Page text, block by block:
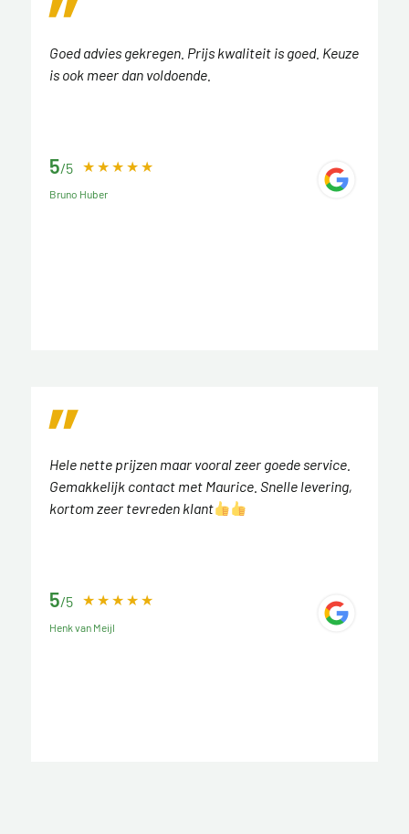
Goed advies gekregen. Prijs kwaliteit is goed. Keuze
is ook meer dan voldoende.
5/5
Bruno Huber
Hele nette prijzen maar vooral zeer goede service.
Gemakkelijk contact met Maurice. Snelle levering,
kortom zeer tevreden klant
5/5
Henk van Meijl